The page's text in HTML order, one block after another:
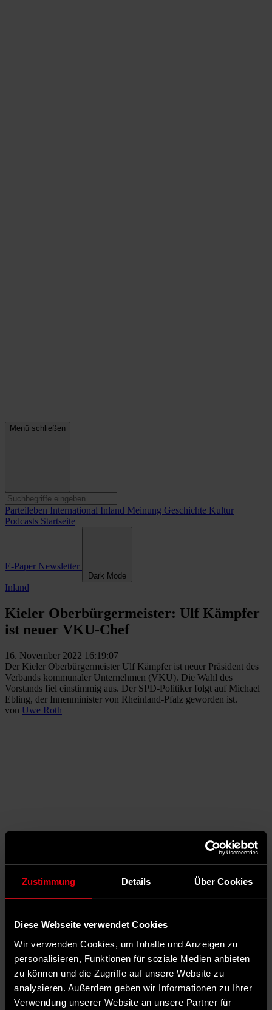
Zustimmung Details Über Cookies
Diese Webseite verwendet Cookies
Wir verwenden Cookies, um Inhalte und Anzeigen zu
personalisieren, Funktionen für soziale Medien anbieten
zu können und die Zugriffe auf unsere Website zu
analysieren. Außerdem geben wir Informationen zu Ihrer
Verwendung unserer Website an unsere Partner für
Menü schließen
Parteileben International Inland Meinung Geschichte Kultur
Podcasts Startseite
E-Paper Newsletter
Dark Mode
Inland
Kieler Oberbürgermeister: Ulf Kämpfer
ist neuer VKU-Chef
16. November 2022 16:19:07
Der Kieler Oberbürgermeister Ulf Kämpfer ist neuer Präsident des
Verbands kommunaler Unternehmen (VKU). Die Wahl des
Vorstands fiel einstimmig aus. Der SPD-Politiker folgt auf Michael
Ebling, der Innenminister von Rheinland-Pfalz geworden ist.
von Uwe Roth
Auf Facebook teilen